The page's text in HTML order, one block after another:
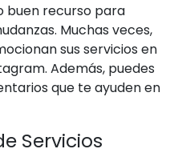
buen recurso para
Muchas veces,
sus servicios en
Además, puedes
que te ayuden en
Servicios